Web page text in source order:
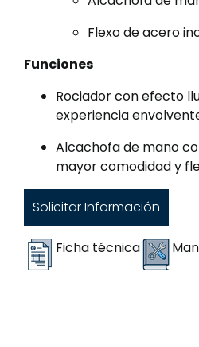
Flexo de acero
Funciones
Rociador con efecto
experiencia
Alcachofa de mano
mayor comodidad y
Solicitar Información
Ficha técnica